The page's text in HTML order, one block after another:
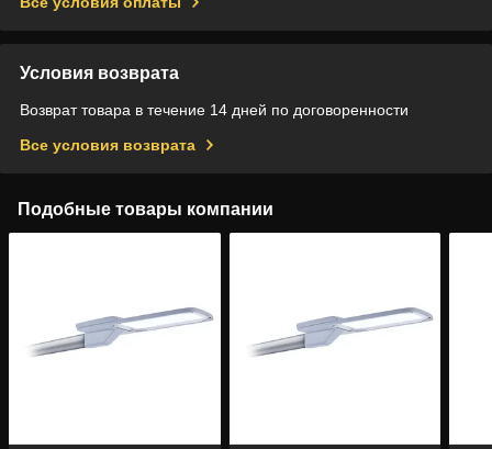
Условия возврата
Возврат товара в течение 14 дней по договоренности
Все условия возврата
Подобные товары компании